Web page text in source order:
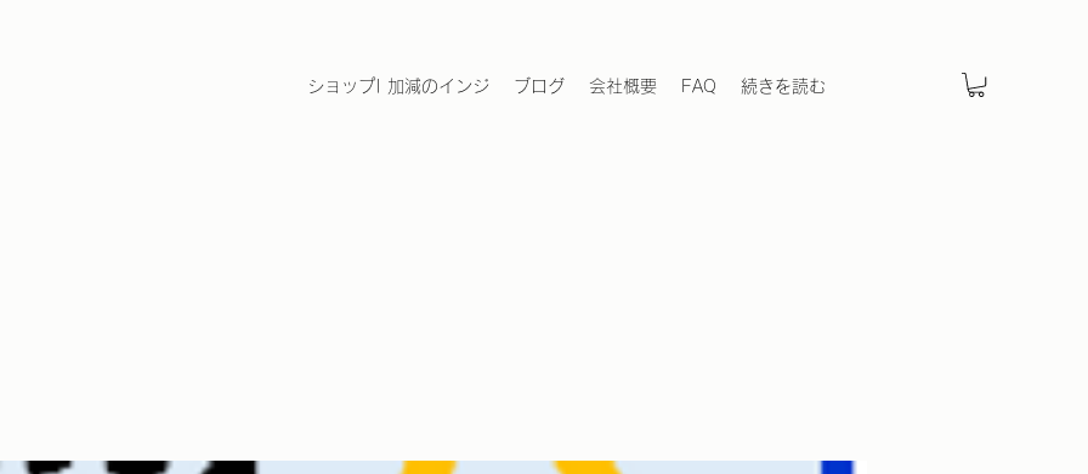
ショップ| 加減のインジ ブログ 会社概要 FAQ 続きを読む